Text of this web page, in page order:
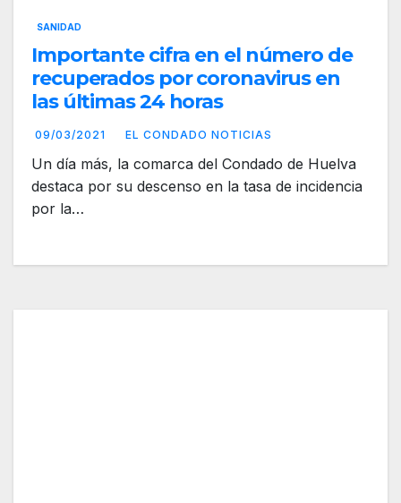
SANIDAD
Importante cifra en el número de
recuperados por coronavirus en
las últimas 24 horas
09/03/2021 EL CONDADO NOTICIAS
Un día más, la comarca del Condado de Huelva
destaca por su descenso en la tasa de incidencia
por la…